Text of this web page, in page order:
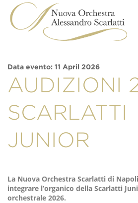
content
Data evento: 11 April 2026
AUDIZIONI
SCARLATTI
JUNIOR
La Nuova Orchestra Scarlatti di
integrare l’organico della Scarlatti
orchestrale 2026.